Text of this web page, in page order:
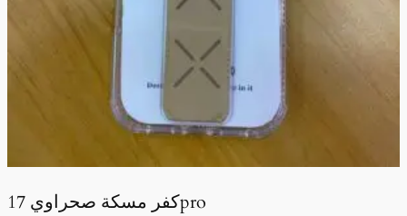
كفر مسكة صحراوي 17pro